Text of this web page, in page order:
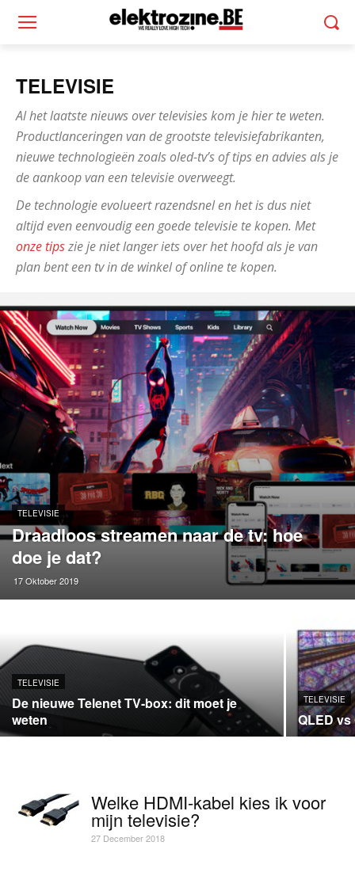
TELEVISIE
Al het laatste nieuws over televisies kom je hier te weten.
Productlanceringen van de grootste televisiefabrikanten,
nieuwe technologieën zoals oled-tv’s of tips en advies als je
de aankoop van een televisie overweegt.
De technologie evolueert razendsnel en het is dus niet
altijd even eenvoudig een goede televisie te kopen. Met
onze tipszie je niet langer iets over het hoofd als je van
plan bent een tv in de winkel of online te kopen.
TELEVISIE
Draadloos streamen naar de tv: hoe
doe je dat?
17 Oktober 2019
TELEVISIE
De nieuwe Telenet TV-box: dit moet je
weten
TELEVISIE
QLED
Welke HDMI-kabel kies ik voor
mijn televisie?
27 December 2018